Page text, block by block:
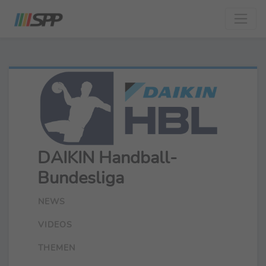
DAIKIN Handball-
Bundesliga
NEWS
VIDEOS
THEMEN